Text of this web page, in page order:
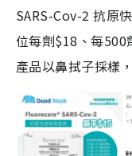
SARS-Cov-2 抗原
位每劑$18、每500
產品以鼻拭子採樣